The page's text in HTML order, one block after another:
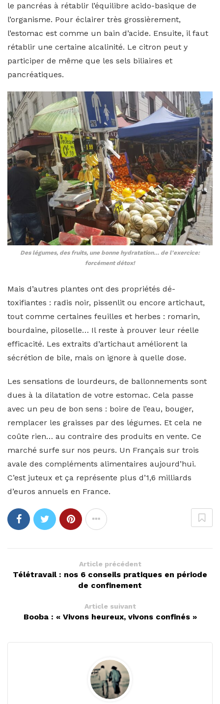
le pancréas à rétablir l’équilibre acido-basique de
l’organisme. Pour éclairer très grossièrement,
l’estomac est comme un bain d’acide. Ensuite, il faut
rétablir une certaine alcalinité. Le citron peut y
participer de même que les sels biliaires et
pancréatiques.
Des légumes, des fruits, une bonne hydratation… de l’exercice:
forcément détox!
Mais d’autres plantes ont des propriétés dé-
toxifiantes : radis noir, pissenlit ou encore artichaut,
tout comme certaines feuilles et herbes : romarin,
bourdaine, piloselle… Il reste à prouver leur réelle
efficacité. Les extraits d’artichaut améliorent la
sécrétion de bile, mais on ignore à quelle dose.
Les sensations de lourdeurs, de ballonnements sont
dues à la dilatation de votre estomac. Cela passe
avec un peu de bon sens : boire de l’eau, bouger,
remplacer les graisses par des légumes. Et cela ne
coûte rien… au contraire des produits en vente. Ce
marché surfe sur nos peurs. Un Français sur trois
avale des compléments alimentaires aujourd’hui.
C’est juteux et ça représente plus d’1,6 milliards
d’euros annuels en France.
Article précédent
Télétravail : nos 6 conseils pratiques en période
de confinement
Article suivant
Booba : « Vivons heureux, vivons confinés »